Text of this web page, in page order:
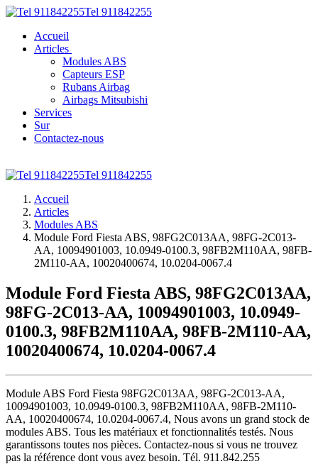
Tel 911842255
Accueil
Articles
Modules ABS
Capteurs ESP
Rubans Airbag
Airbags Mitsubishi
Services
Sur
Contactez-nous
Tel 911842255
Accueil
Articles
Modules ABS
Module Ford Fiesta ABS, 98FG2C013AA, 98FG-2C013-
AA, 10094901003, 10.0949-0100.3, 98FB2M110AA, 98FB-
2M110-AA, 10020400674, 10.0204-0067.4
Module Ford Fiesta ABS, 98FG2C013AA,
98FG-2C013-AA, 10094901003, 10.0949-
0100.3, 98FB2M110AA, 98FB-2M110-AA,
10020400674, 10.0204-0067.4
Module ABS Ford Fiesta 98FG2C013AA, 98FG-2C013-AA,
10094901003, 10.0949-0100.3, 98FB2M110AA, 98FB-2M110-
AA, 10020400674, 10.0204-0067.4, Nous avons un grand stock de
modules ABS. Tous les matériaux et fonctionnalités testés. Nous
garantissons toutes nos pièces. Contactez-nous si vous ne trouvez
pas la référence dont vous avez besoin. Tél. 911.842.255